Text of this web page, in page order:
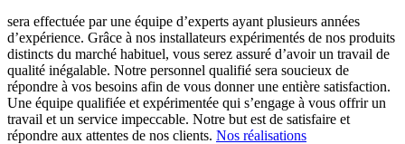
sera effectuée par une équipe d’experts ayant plusieurs années
d’expérience. Grâce à nos installateurs expérimentés de nos produits
distincts du marché habituel, vous serez assuré d’avoir un travail de
qualité inégalable. Notre personnel qualifié sera soucieux de
répondre à vos besoins afin de vous donner une entière satisfaction.
Une équipe qualifiée et expérimentée qui s’engage à vous offrir un
travail et un service impeccable. Notre but est de satisfaire et
répondre aux attentes de nos clients. Nos réalisations